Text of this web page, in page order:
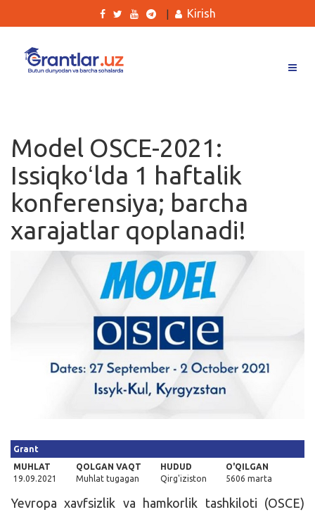
Ishlar
Kurslar
Blog
Yana
Kirish
Model OSCE-2021:
Issiqkoʻlda 1 haftalik
konferensiya; barcha
xarajatlar qoplanadi!
Grant
MUHLAT
19.09.2021
QOLGAN VAQT
Muhlat tugagan
HUDUD
Qirg'iziston
O'QILGAN
5606 marta
Yevropa xavfsizlik va hamkorlik tashkiloti (OSCE)